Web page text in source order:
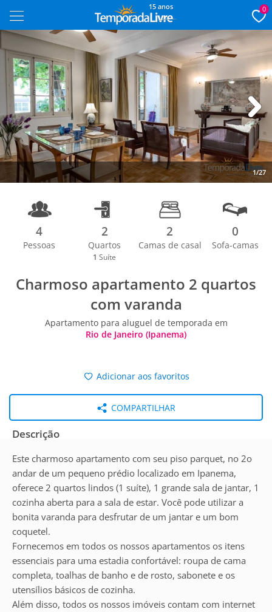
15 anos 0
1/27
Next
4
Pessoas
2
Quartos
1 Suíte
2
Camas de casal
0
Sofa-camas
Charmoso apartamento 2 quartos
com varanda
Apartamento para aluguel de temporada em
Rio de Janeiro (Ipanema)
Adicionar aos favoritos
COMPARTILHAR
Descrição
Este charmoso apartamento com seu piso parquet, no 2o
andar de um pequeno prédio localizado em Ipanema,
oferece 2 quartos lindos (1 suíte), 1 grande sala de jantar, 1
cozinha aberta para a sala de estar. Você pode utilizar a
bonita varanda para desfrutar de um jantar e um bom
coquetel.
Fornecemos em todos os nossos apartamentos os itens
essenciais para uma estadia confortável: roupa de cama
completa, toalhas de banho e de rosto, sabonete e os
utensílios básicos de cozinha.
Além disso, todos os nossos imóveis contam com internet